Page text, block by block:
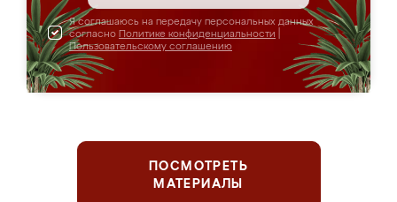
Я соглашаюсь на передачу персональных данных
согласно Политике конфиденциальности
Пользовательскому соглашению
ПОСМОТРЕТЬ
МАТЕРИАЛЫ